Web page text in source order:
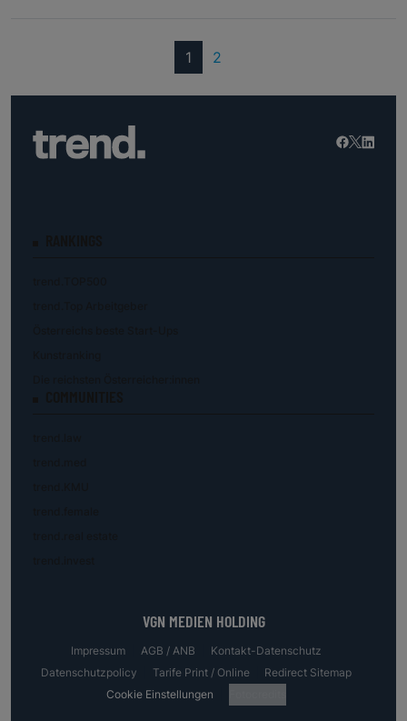
1 (current)
2
VGN MEDIEN HOLDING
Impressum AGB / ANB
Kontakt-Datenschutz
Datenschutzpolicy
Tarife Print / Online
Redirect Sitemap
Cookie Einstellungen